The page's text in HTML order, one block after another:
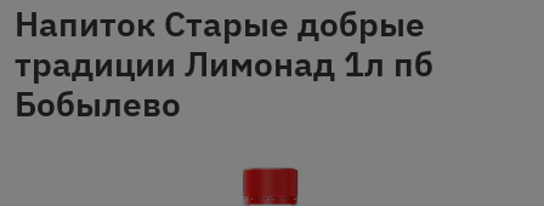
Напиток Старые добрые
традиции Лимонад 1л пб
Бобылево